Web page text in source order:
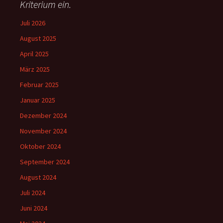
Kriterium ein.
Juli 2026
August 2025
April 2025
März 2025
Februar 2025
Januar 2025
Dezember 2024
November 2024
Oktober 2024
September 2024
August 2024
Juli 2024
Juni 2024